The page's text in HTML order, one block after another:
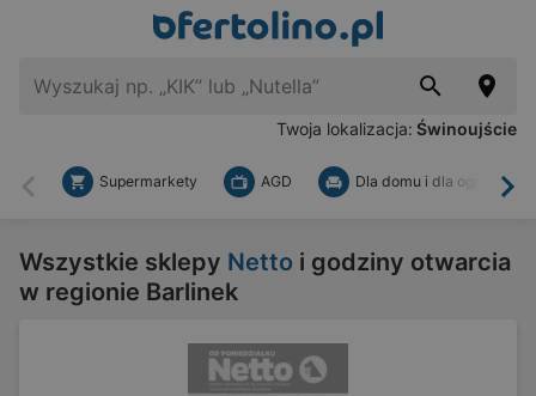
Twoja lokalizacja: Świnoujście
Wstecz
Supermarkety AGD Dla domu i dla ogrodu
Wszystkie sklepy Netto i godziny otwarcia
w regionie Barlinek